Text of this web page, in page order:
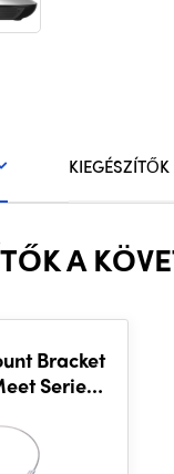
KIEGÉSZÍTŐK
A
Bracket
Series